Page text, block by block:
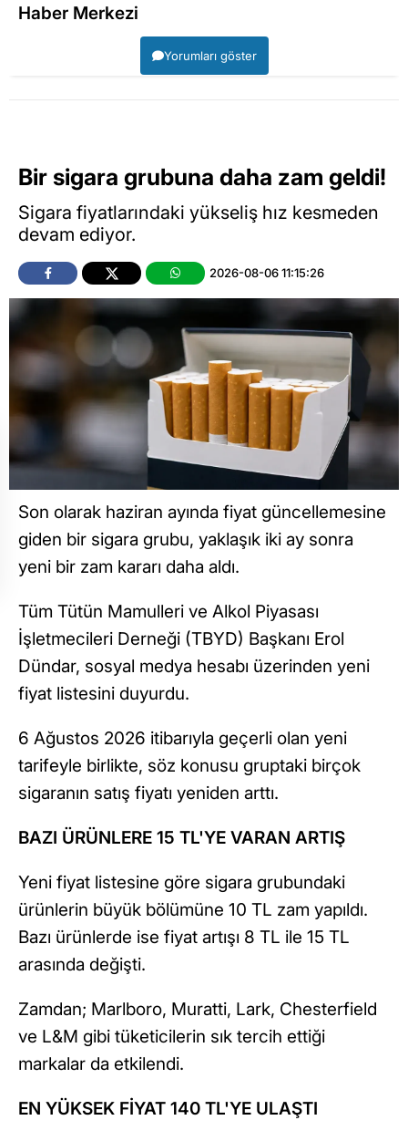
Haber Merkezi
Yorumları göster
Bir sigara grubuna daha zam geldi!
Sigara fiyatlarındaki yükseliş hız kesmeden
devam ediyor.
2026-08-06 11:15:26
Son olarak haziran ayında fiyat güncellemesine
giden bir sigara grubu, yaklaşık iki ay sonra
yeni bir zam kararı daha aldı.
Tüm Tütün Mamulleri ve Alkol Piyasası
İşletmecileri Derneği (TBYD) Başkanı Erol
Dündar, sosyal medya hesabı üzerinden yeni
fiyat listesini duyurdu.
6 Ağustos 2026 itibarıyla geçerli olan yeni
tarifeyle birlikte, söz konusu gruptaki birçok
sigaranın satış fiyatı yeniden arttı.
BAZI ÜRÜNLERE 15 TL'YE VARAN ARTIŞ
Yeni fiyat listesine göre sigara grubundaki
ürünlerin büyük bölümüne 10 TL zam yapıldı.
Bazı ürünlerde ise fiyat artışı 8 TL ile 15 TL
arasında değişti.
Zamdan; Marlboro, Muratti, Lark, Chesterfield
ve L&M gibi tüketicilerin sık tercih ettiği
markalar da etkilendi.
EN YÜKSEK FİYAT 140 TL'YE ULAŞTI